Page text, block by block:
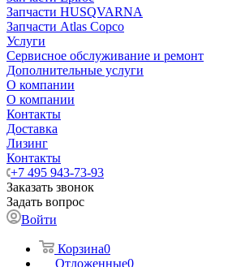
Запчасти HUSQVARNA
Запчасти Atlas Copco
Услуги
Сервисное обслуживание и ремонт
Дополнительные услуги
О компании
О компании
Контакты
Доставка
Лизинг
Контакты
+7 495 943-73-93
Заказать звонок
Задать вопрос
Войти
Корзина0
Отложенные0